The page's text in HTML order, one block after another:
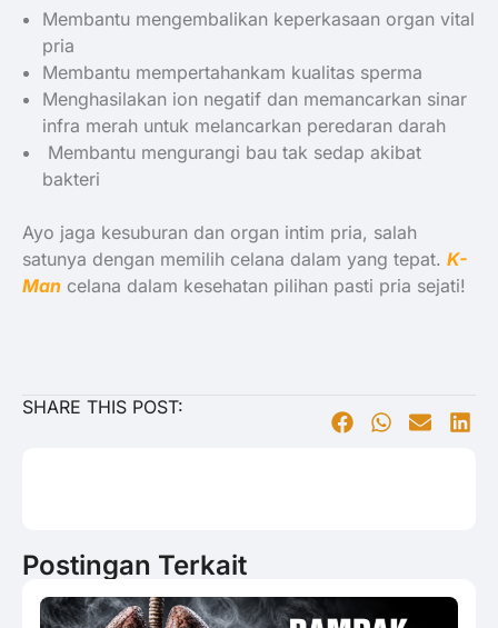
Membantu mengembalikan keperkasaan organ vital
pria
Membantu mempertahankam kualitas sperma
Menghasilakan ion negatif dan memancarkan sinar
infra merah untuk melancarkan peredaran darah
Membantu mengurangi bau tak sedap akibat
bakteri
Ayo jaga kesuburan dan organ intim pria, salah
satunya dengan memilih celana dalam yang tepat. K-
Man celana dalam kesehatan pilihan pasti pria sejati!
SHARE THIS POST:
Postingan Terkait